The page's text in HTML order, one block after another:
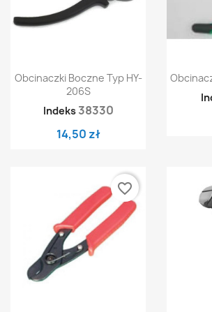
Obcinaczki Boczne Typ HY-
206S
Indeks 38330
14,50 zł
favorite_border